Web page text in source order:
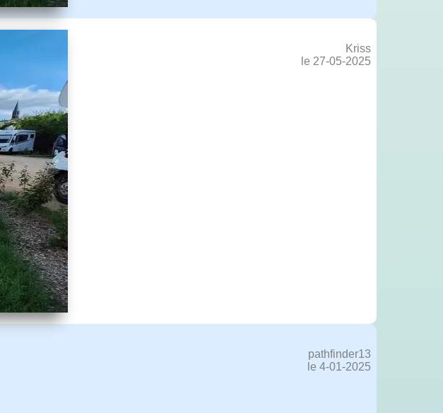
Kriss
le 27-05-2025
pathfinder13
le 4-01-2025